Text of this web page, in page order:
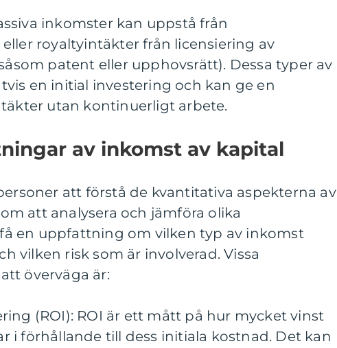
inkomster kan uppstå från
royaltyintäkter från licensiering av
patent eller upphovsrätt). Dessa typer av
en initial investering och kan ge en
utan kontinuerligt arbete.
av inkomst av kapital
att förstå de kvantitativa aspekterna av
att analysera och jämföra olika
en uppfattning om vilken typ av inkomst
vilken risk som är involverad. Vissa
överväga är:
(ROI): ROI är ett mått på hur mycket vinst
i förhållande till dess initiala kostnad. Det kan